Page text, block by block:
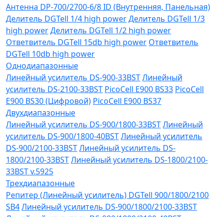
Антенна DP-700/2700-6/8 ID (Внутренняя, Панельная)
Делитель DGTell 1/4 high powerДелитель DGTell 1/3
high powerДелитель DGTell 1/2 high power
Ответвитель DGTell 15db high power Ответвитель
DGTell 10db high power
Однодиапазонные
Линейный усилитель DS-900-33BSTЛинейный
усилитель DS-2100-33BST PicoCell E900 BS33 PicoCell
E900 BS30 (Цифровой) PicoCell E900 BS37
Двухдиапазонные
Линейный усилитель DS-900/1800-33BSTЛинейный
усилитель DS-900/1800-40BSTЛинейный усилитель
DS-900/2100-33BSTЛинейный усилитель DS-
1800/2100-33BSTЛинейный усилитель DS-1800/2100-
33BST v.5925
Трехдиапазонные
Репитер (Линейный усилитель) DGTell 900/1800/2100
SB4Линейный усилитель DS-900/1800/2100-33BST